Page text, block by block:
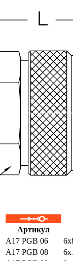
Артикул
A17 PGB 06
A17 PGB 08